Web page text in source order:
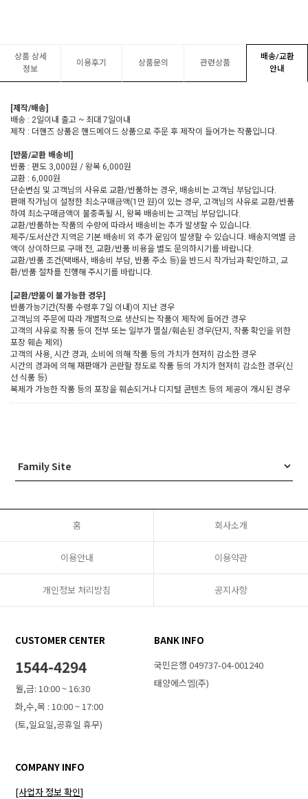
상품 상세
정보
이용후기 상품문의 관련상품
배송/교환
안내
[제작/배송]
배송 : 2일이내 출고 ~ 최대 7일이내
제작 : 더핸즈 상품은 핸드메이드 상품으로 주문 후 제작이 들어가는 작품입니다.
[반품/교환 배송비]
반품 : 편도 3,000원 / 왕복 6,000원
교환 : 6,000원
단순변심 및 고객님의 사유로 교환/반품하는 경우, 배송비는 고객님 부담입니다.
판매 작가님이 설정한 최소구매금액(1만 원)이 있는 경우, 고객님의 사유로 교환/반품
하여 최소구매금액이 불충족될 시, 왕복 배송비는 고객님 부담입니다.
교환/반품하는 작품의 수량에 따라서 배송비는 추가 발생할 수 있습니다.
제주/도서산간 지역은 기본 배송비 외 추가 운임이 발생할 수 있습니다. 배송지역별 금
액이 상이하므로 구매 전, 교환/반품 비용을 별도 문의하시기를 바랍니다.
교환/반품 조건(택배사, 배송비 부담, 반품 주소 등)을 반드시 작가님과 확인하고, 교
환/반품 절차를 진행해 주시기를 바랍니다.
[교환/반품이 불가능한 경우]
반품가능기간(작품 수령후 7일 이내)이 지난 경우
고객님의 주문에 따라 개별적으로 생산되는 작품이 제작에 들어간 경우
고객의 사유로 작품 등이 전부 또는 일부가 멸실/훼손된 경우(단지, 작품 확인을 위한
포장 훼손 제외)
고객의 사용, 시간 경과, 소비에 의해 작품 등의 가치가 현저히 감소한 경우
시간의 경과에 의해 재판매가 곤란할 정도로 작품 등의 가치가 현저히 감소한 경우(신
선 식품 등)
복제가 가능한 작품 등의 포장을 훼손되거나 디지털 콘텐츠 등의 제공이 개시된 경우
홈 회사소개
이용안내 이용약관
개인정보 처리방침 공지사항
CUSTOMER CENTER
1544-4294
월,금: 10:00 ~ 16:30
화,수,목 : 10:00 ~ 17:00
(토,일요일,공휴일 휴무)
BANK INFO
국민은행 049737-04-001240
태양에스엠(주)
COMPANY INFO
[사업자 정보 확인]